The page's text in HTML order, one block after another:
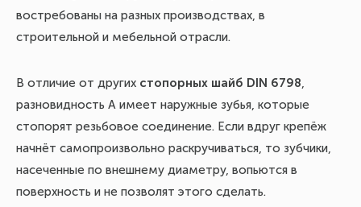
востребованы на разных производствах, в
строительной и мебельной отрасли.
В отличие от других стопорных шайб DIN 6798,
разновидность А имеет наружные зубья, которые
стопорят резьбовое соединение. Если вдруг крепёж
начнёт самопроизвольно раскручиваться, то зубчики,
насеченные по внешнему диаметру, вопьются в
поверхность и не позволят этого сделать.